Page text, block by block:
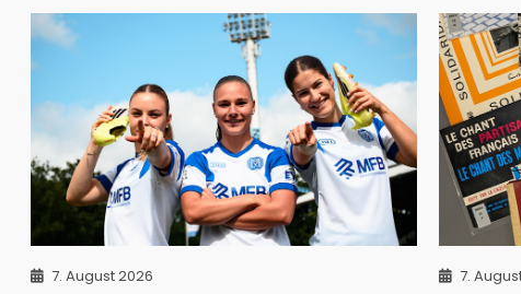
7. August 2026 7.